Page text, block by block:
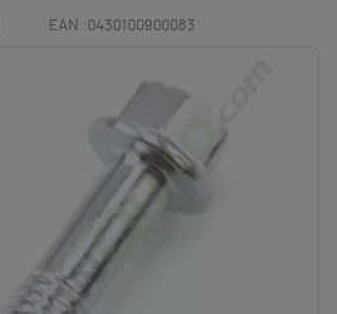
EAN :0430100900083